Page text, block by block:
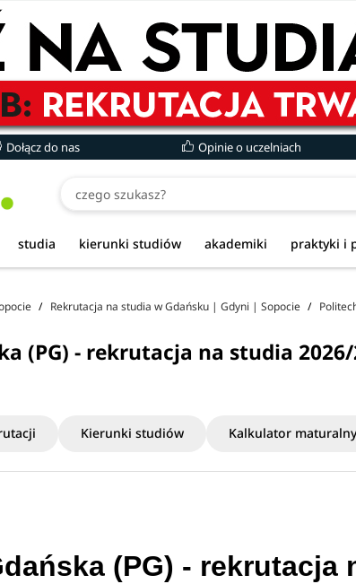
Dołącz do nas Opinie o uczelniach
studia kierunki studiów akademiki praktyki i
Rekrutacja na studia w Gdańsku | Gdyni | Sopocie
(PG) - rekrutacja na studia
Kierunki studiów Kalkulator maturalny
(PG) - rekrutacja